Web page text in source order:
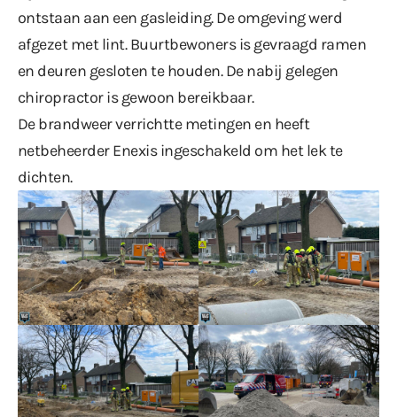
ontstaan aan een gasleiding. De omgeving werd
afgezet met lint. Buurtbewoners is gevraagd ramen
en deuren gesloten te houden. De nabij gelegen
chiropractor is gewoon bereikbaar.
De brandweer verrichtte metingen en heeft
netbeheerder Enexis ingeschakeld om het lek te
dichten.